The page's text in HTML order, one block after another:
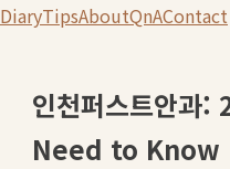
DiaryTipsAboutQnAContact
인천퍼스트안과
Need to Know